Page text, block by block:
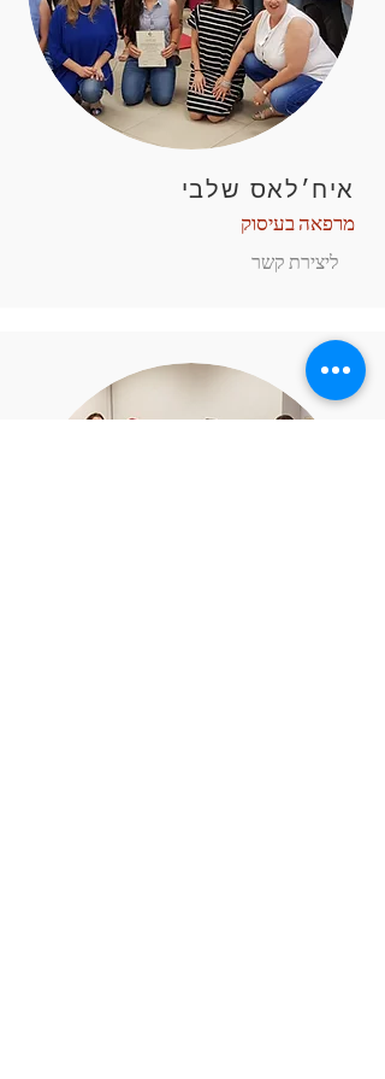
איח׳לאס שלבי
מרפאה בעיסוק
ליצירת קשר